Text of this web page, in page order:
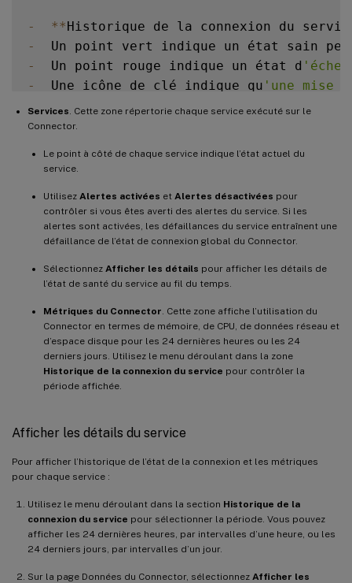
- **Historique de la connexion du
-
Un point vert indique un état sain
-
  Un point rouge indique un état d
-
  Une icône de clé indique qu
'une mise
-
  Un point gris indique qu
'aucune
Services . Cette zone répertorie chaque service exécuté sur le
Connector.
Le point à côté de chaque service indique l’état actuel du
service.
Utilisez Alertes activées et Alertes désactivées pour
contrôler si vous êtes averti des alertes du service. Si les
alertes sont activées, les défaillances du service entraînent une
défaillance de l’état de connexion global du Connector.
Sélectionnez Afficher les détails pour afficher les détails de
l’état de santé du service au fil du temps.
Métriques du Connector . Cette zone affiche l’utilisation du
Connector en termes de mémoire, de CPU, de données réseau et
d’espace disque pour les 24 dernières heures ou les 24
derniers jours. Utilisez le menu déroulant dans la zone
Historique de la connexion du service pour contrôler la
période affichée.
Afficher les détails du service
Pour afficher l’historique de l’état de la connexion et les métriques
pour chaque service :
Utilisez le menu déroulant dans la section Historique de la
connexion du service pour sélectionner la période. Vous pouvez
afficher les 24 dernières heures, par intervalles d’une heure, ou les
24 derniers jours, par intervalles d’un jour.
Sur la page Données du Connector, sélectionnez Afficher les